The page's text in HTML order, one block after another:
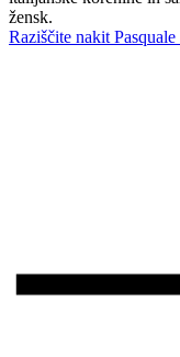
žensk.
Raziščite nakit